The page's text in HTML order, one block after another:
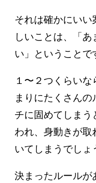
それは確かにい
しいことは、「
い」ということで
１〜２つくらい
まりにたくさん
チに固めてしまう
われ、身動きが
いてしまうでしょ
決まったルールが